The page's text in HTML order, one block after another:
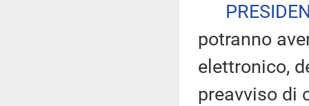
potranno
elettronico,
preavviso di